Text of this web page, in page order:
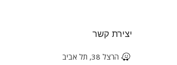
יצירת קשר
הרצל 38, תל אביב